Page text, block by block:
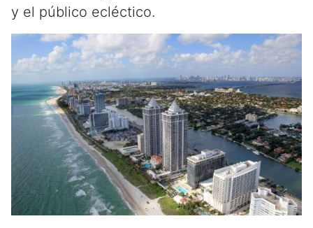
y el público ecléctico.